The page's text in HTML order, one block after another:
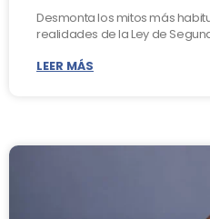
Desmonta los mitos más
realidades de la Ley de
LEER MÁS